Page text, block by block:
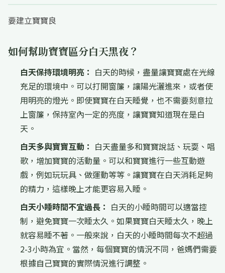
要建立寶寶良
如何幫助寶寶區分白天黑夜？
白天保持環境明亮： 白天的時候，盡量讓寶寶處在光線
充足的環境中。可以打開窗簾，讓陽光灑進來，或者使
用明亮的燈光。即使寶寶在白天睡覺，也不需要刻意拉
上窗簾，保持室內一定的亮度，讓寶寶知道現在是白
天。
白天多與寶寶互動： 白天盡量多和寶寶說話、玩耍、唱
歌，增加寶寶的活動量。可以和寶寶進行一些互動遊
戲，例如玩玩具、做運動等等。讓寶寶在白天消耗足夠
的精力，這樣晚上才能更容易入睡。
白天小睡時間不宜過長： 白天的小睡時間可以適當控
制，避免寶寶一次睡太久。如果寶寶白天睡太久，晚上
就容易睡不著。一般來說，白天的小睡時間每次不超過
2-3小時為宜。當然，每個寶寶的情況不同，爸媽們需要
根據自己寶寶的實際情況進行調整。